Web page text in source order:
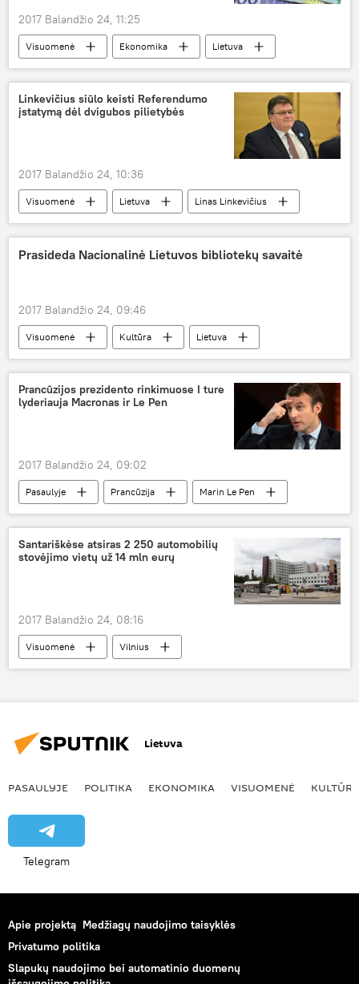
2017 Balandžio 24, 11:25
Visuomenė Ekonomika
Lietuva
Lietuvos bankas
kreditai
paskola
vartojimo kreditai
Linkevičius siūlo keisti Referendumo
įstatymą dėl dvigubos pilietybės
2017 Balandžio 24, 10:36
Visuomenė Lietuva
Linas Linkevičius
įstatymas
dviguba pilietybė
pasas
Konstitucija
Prasideda Nacionalinė Lietuvos bibliotekų savaitė
2017 Balandžio 24, 09:46
Visuomenė Kultūra
Lietuva
Lietuvos nacionalinė Martyno Mažvydo biblioteka
biblioteka
renginiai
Prancūzijos prezidento rinkimuose I ture
lyderiauja Macronas ir Le Pen
2017 Balandžio 24, 09:02
Pasaulyje Prancūzija
Marin Le Pen
Emmanuelis Macronas
prezidento rinkimai
Santariškėse atsiras 2 250 automobilių
stovėjimo vietų už 14 mln eurų
2017 Balandžio 24, 08:16
Visuomenė
Vilnius
Santariškių klinikos
parkavimas
Lietuva
PASAULYJE POLITIKA EKONOMIKA VISUOMENĖ KULTŪRA
Telegram
Apie projektą Medžiagų naudojimo taisyklės
Privatumo politika
Slapukų naudojimo bei automatinio duomenų